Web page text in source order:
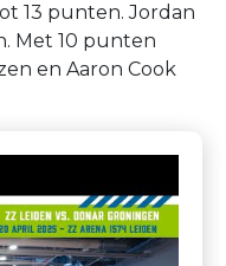
13 punten. Jordan
Met 10 punten
en Aaron Cook